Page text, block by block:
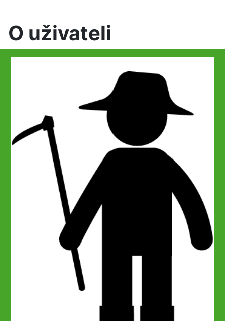
O uživateli